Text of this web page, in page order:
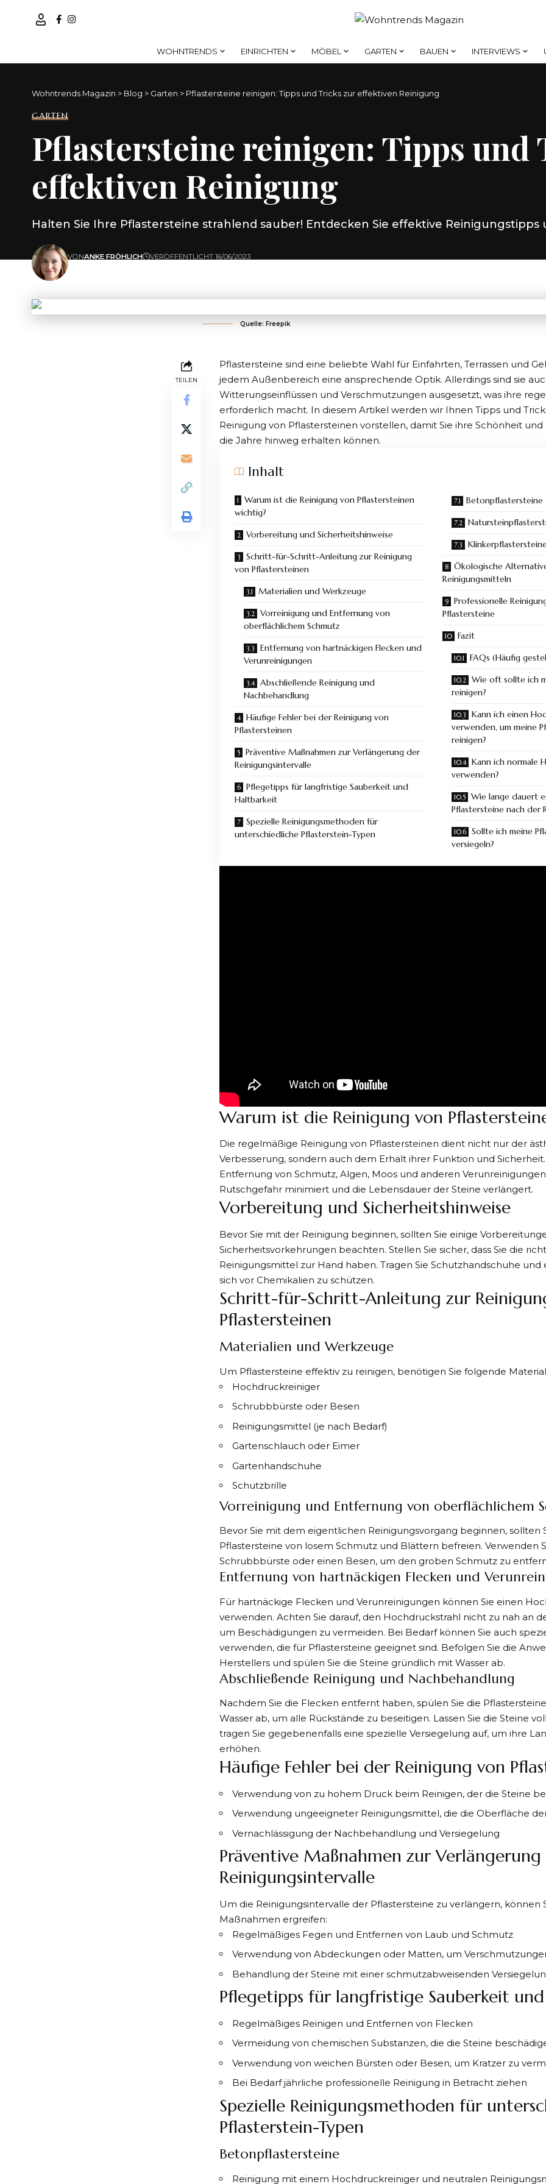
WOHNTRENDS EINRICHTEN MÖBEL GARTEN BAUEN INTERVIEWS
Wohntrends Magazin > Blog > Garten > Pflastersteine reinigen: Tipps und Tricks zur effektiven Reinigung
GARTEN
Pflastersteine reinigen: Tipps und
effektiven Reinigung
Halten Sie Ihre Pflastersteine strahlend sauber! Entdecken Sie effektive Reinigungstipps
ZULETZT AKTUALISIERT: 16/06/2023 08:01
VONANKE FRÖHLICH VERÖFFENTLICHT 16/06/2023
Quelle: Freepik
TEILEN
Pflastersteine sind eine beliebte Wahl für Einfahrten, Terrassen und
jedem Außenbereich eine ansprechende Optik. Allerdings sind sie
Witterungseinflüssen und Verschmutzungen ausgesetzt, was ihre
erforderlich macht. In diesem Artikel werden wir Ihnen Tipps und
Reinigung von Pflastersteinen vorstellen, damit Sie ihre Schönheit
die Jahre hinweg erhalten können.
Inhalt
Warum ist die Reinigung von Pflastersteinen
wichtig?
Vorbereitung und Sicherheitshinweise
Schritt-für-Schritt-Anleitung zur Reinigung
von Pflastersteinen
Materialien und Werkzeuge
Vorreinigung und Entfernung von
oberflächlichem Schmutz
Entfernung von hartnäckigen Flecken und
Verunreinigungen
Abschließende Reinigung und
Nachbehandlung
Häufige Fehler bei der Reinigung von
Pflastersteinen
Präventive Maßnahmen zur Verlängerung der
Reinigungsintervalle
Pflegetipps für langfristige Sauberkeit und
Haltbarkeit
Spezielle Reinigungsmethoden für
unterschiedliche Pflasterstein-Typen
Betonpflastersteine
Ökologische
Reinigungsmitteln
Professionelle
Pflastersteine
Fazit
FAQs (Häufig
Wie oft sollte ich
reinigen?
Kann ich einen
verwenden, um meine
reinigen?
Kann ich normale
verwenden?
Wie lange dauert
Pflastersteine nach der
Sollte ich meine
versiegeln?
Warum ist die Reinigung von
Die regelmäßige Reinigung von Pflastersteinen dient nicht nur der
Verbesserung, sondern auch dem Erhalt ihrer Funktion und
Entfernung von Schmutz, Algen, Moos und anderen
Rutschgefahr minimiert und die Lebensdauer der Steine verlängert.
Vorbereitung und Sicherheitshinweise
Bevor Sie mit der Reinigung beginnen, sollten Sie einige
Sicherheitsvorkehrungen beachten. Stellen Sie sicher, dass Sie die
Reinigungsmittel zur Hand haben. Tragen Sie Schutzhandschuhe und
sich vor Chemikalien zu schützen.
Schritt-für-Schritt-Anleitung zur
Pflastersteinen
Materialien und Werkzeuge
Um Pflastersteine effektiv zu reinigen, benötigen Sie folgende
Hochdruckreiniger
Schrubbbürste oder Besen
Reinigungsmittel (je nach Bedarf)
Gartenschlauch oder Eimer
Gartenhandschuhe
Schutzbrille
Vorreinigung und Entfernung von oberflächlichem
Bevor Sie mit dem eigentlichen Reinigungsvorgang beginnen, sollten
Pflastersteine von losem Schmutz und Blättern befreien. Verwenden
Schrubbbürste oder einen Besen, um den groben Schmutz zu
Entfernung von hartnäckigen Flecken und
Für hartnäckige Flecken und Verunreinigungen können Sie einen
verwenden. Achten Sie darauf, den Hochdruckstrahl nicht zu nah an
um Beschädigungen zu vermeiden. Bei Bedarf können Sie auch
verwenden, die für Pflastersteine geeignet sind. Befolgen Sie die
Herstellers und spülen Sie die Steine gründlich mit Wasser ab.
Abschließende Reinigung und Nachbehandlung
Nachdem Sie die Flecken entfernt haben, spülen Sie die
Wasser ab, um alle Rückstände zu beseitigen. Lassen Sie die Steine
tragen Sie gegebenenfalls eine spezielle Versiegelung auf, um ihre
erhöhen.
Häufige Fehler bei der Reinigung von
Verwendung von zu hohem Druck beim Reinigen, der die Steine
Verwendung ungeeigneter Reinigungsmittel, die die Oberfläche
Vernachlässigung der Nachbehandlung und Versiegelung
Präventive Maßnahmen zur
Reinigungsintervalle
Um die Reinigungsintervalle der Pflastersteine zu verlängern, können
Maßnahmen ergreifen:
Regelmäßiges Fegen und Entfernen von Laub und Schmutz
Verwendung von Abdeckungen oder Matten, um
Behandlung der Steine mit einer schmutzabweisenden
Pflegetipps für langfristige Sauberkeit
Regelmäßiges Reinigen und Entfernen von Flecken
Vermeidung von chemischen Substanzen, die die Steine
Verwendung von weichen Bürsten oder Besen, um Kratzer zu
Bei Bedarf jährliche professionelle Reinigung in Betracht ziehen
Spezielle Reinigungsmethoden für
Pflasterstein-Typen
Betonpflastersteine
Reinigung mit einem Hochdruckreiniger und neutralen